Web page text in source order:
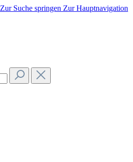
Zur Suche springen Zur Hauptnavigation